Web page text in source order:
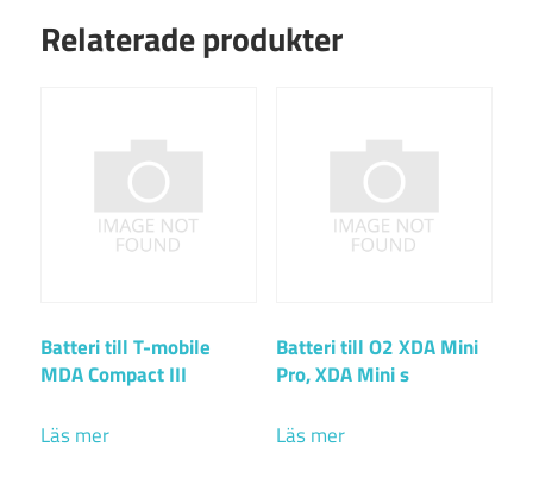
Relaterade produkter
Batteri till T-mobile
MDA Compact III
Läs mer
Batteri till O2 XDA Mini
Pro, XDA Mini s
Läs mer